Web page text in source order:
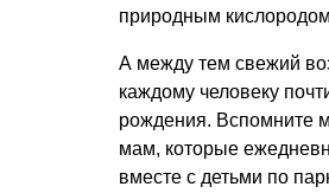
природным
А между тем свежий
каждому человеку
рождения. Вспомните
мам, которые
вместе с детьми по